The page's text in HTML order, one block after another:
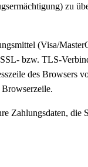
zu
(Visa/
bzw. TLS-
des Browsers
Zahlungsdaten, die